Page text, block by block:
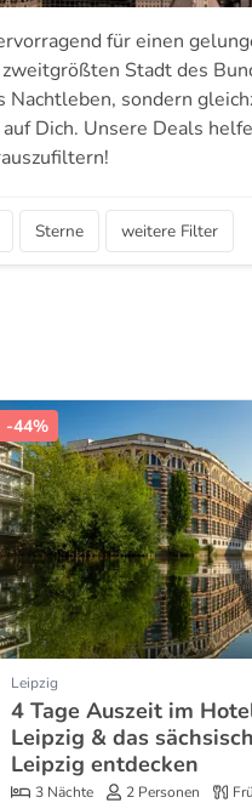
für einen
Stadt des
Nachtleben, sondern
Dich. Unsere Deals
Sterne weitere Filter
-44%
Leipzig
4 Tage Auszeit im
Leipzig & das
Leipzig entdecken
3 Nächte 2 Personen